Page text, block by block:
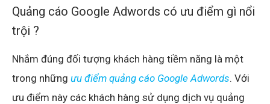
Quảng cáo Google Adwords có ưu điểm gì nổi
trội ?
Nhắm đúng đối tượng khách hàng tiềm năng là một
trong những ưu điểm quảng cáo Google Adwords. Với
ưu điểm này các khách hàng sử dụng dịch vụ quảng